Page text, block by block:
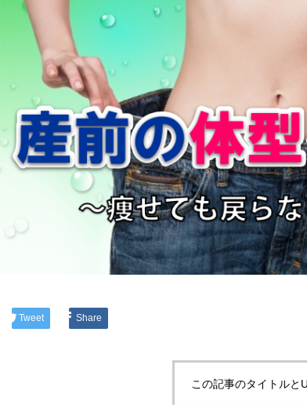
ご提案
Tweet Share
この記事のタイトルと